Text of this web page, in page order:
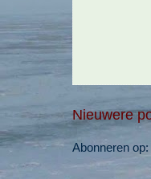
Nieuwere
Abonneren op: